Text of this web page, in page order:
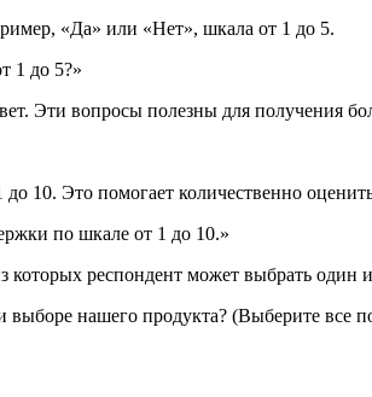
«Да» или «Нет», шкала от 1 до 5.
1 до 5?»
Эти вопросы полезны для получения
10. Это помогает количественно
по шкале от 1 до 10.»
которых респондент может выбрать один
нашего продукта? (Выберите все